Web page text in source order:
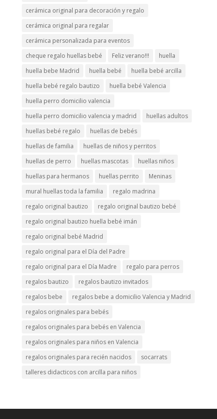
cerámica original para decoración y regalo
cerámica original para regalar
cerámica personalizada para eventos
cheque regalo huellas bebé
Feliz verano!!!
huella
huella bebe Madrid
huella bebé
huella bebé arcilla
huella bebé regalo bautizo
huella bebé Valencia
huella perro domicilio valencia
huella perro domicilio valencia y madrid
huellas adultos
huellas bebé regalo
huellas de bebés
huellas de familia
huellas de niños y perritos
huellas de perro
huellas mascotas
huellas niños
huellas para hermanos
huellas perrito
Meninas
mural huellas toda la familia
regalo madrina
regalo original bautizo
regalo original bautizo bebé
regalo original bautizo huella bebé imán
regalo original bebé Madrid
regalo original para el Día del Padre
regalo original para el Día Madre
regalo para perros
regalos bautizo
regalos bautizo invitados
regalos bebe
regalos bebe a domicilio Valencia y Madrid
regalos originales para bebés
regalos originales para bebés en Valencia
regalos originales para niños en Valencia
regalos originales para recién nacidos
socarrats
talleres didacticos con arcilla para niños